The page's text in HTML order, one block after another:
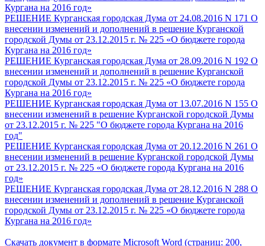
Кургана на 2016 год»
РЕШЕНИЕ Курганская городская Дума от 24.08.2016 N 171 О
внесении изменений и дополнений в решение Курганской
городской Думы от 23.12.2015 г. № 225 «О бюджете города
Кургана на 2016 год»
РЕШЕНИЕ Курганская городская Дума от 28.09.2016 N 192 О
внесении изменений и дополнений в решение Курганской
городской Думы от 23.12.2015 г. № 225 «О бюджете города
Кургана на 2016 год»
РЕШЕНИЕ Курганская городская Дума от 13.07.2016 N 155 О
внесении изменений в решение Курганской городской Думы
от 23.12.2015 г. № 225 "О бюджете города Кургана на 2016
год"
РЕШЕНИЕ Курганская городская Дума от 20.12.2016 N 261 О
внесении изменений в решение Курганской городской Думы
от 23.12.2015 г. № 225 «О бюджете города Кургана на 2016
год»
РЕШЕНИЕ Курганская городская Дума от 28.12.2016 N 288 О
внесении изменений и дополнений в решение Курганской
городской Думы от 23.12.2015 г. № 225 «О бюджете города
Кургана на 2016 год»
Скачать документ в формате Microsoft Word (страниц: 200,